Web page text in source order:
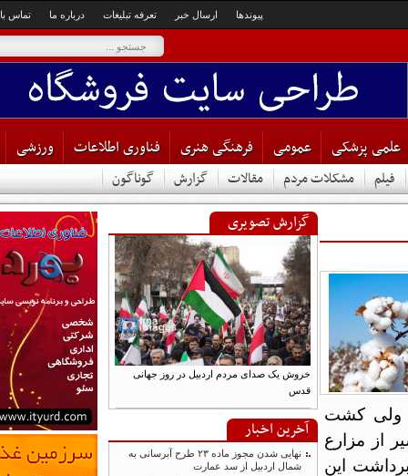
تماس با ما درباره ما تعرفه تبلیغات ارسال خبر پیوندها
پزشکی عمومی فرهنگی هنری فناوری اطلاعات ورزشی
مشکلات مردم مقالات گزارش گوناگون
کشت
مزارع
این
گزارش تصویری
خروش یک صدای مردم اردبیل در روز جهانی
قدس
آخرین اخبار
نهایی شدن مجوز ماده ۲۳ طرح آبرسانی به
شمال اردبیل از سد عمارت